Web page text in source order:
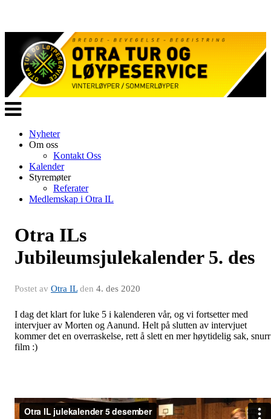
Veksle
navigasjon
Nyheter
Om oss
Kontakt Oss
Kalender
Styremøter
Referater
Medlemskap i Otra IL
Otra ILs
Jubileumsjulekalender 5. des
Postet av Otra ILden 4. des 2020
I dag det klart for luke 5 i kalenderen vår, og vi fortsetter med
intervjuer av Morten og Aanund. Helt på slutten av intervjuet
kommer det en overraskelse, rett å slett en mer høytidelig sak, snurr
film :)